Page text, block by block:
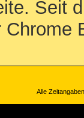
Seit
Alle